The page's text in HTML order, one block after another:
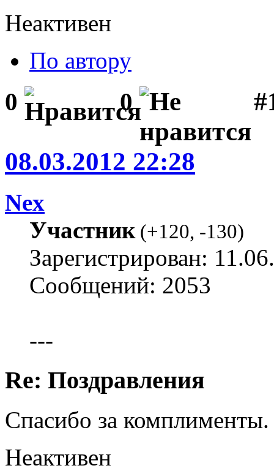
Неактивен
По автору
0 0
08.03.2012 22:28
Nex
Участник(+120, -130)
Зарегистрирован:
Сообщений: 2053
---
Re: Поздравления
Спасибо за комплименты.
Неактивен